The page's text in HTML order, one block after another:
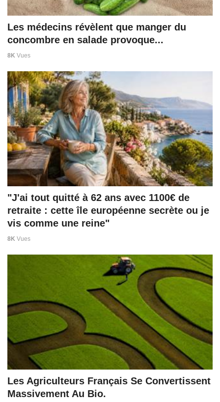
Les médecins révèlent que manger du
concombre en salade provoque...
8K Vues
"J'ai tout quitté à 62 ans avec 1100€ de
retraite : cette île européenne secrète ou je
vis comme une reine"
8K Vues
Les Agriculteurs Français Se Convertissent
Massivement Au Bio.